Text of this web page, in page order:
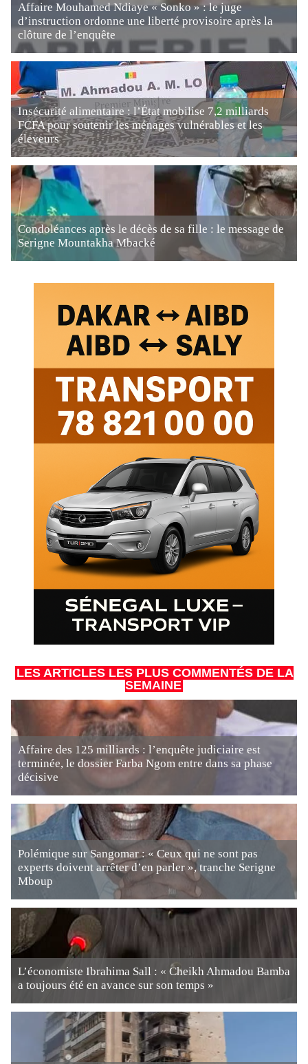
Affaire Mouhamed Ndiaye « Sonko » : le juge
d’instruction ordonne une liberté provisoire après la
clôture de l’enquête
Insécurité alimentaire : l’État mobilise 7,2 milliards
FCFA pour soutenir les ménages vulnérables et les
éleveurs
Condoléances après le décès de sa fille : le message de
Serigne Mountakha Mbacké
LES ARTICLES LES PLUS COMMENTÉS DE LA
SEMAINE
Affaire des 125 milliards : l’enquête judiciaire est
terminée, le dossier Farba Ngom entre dans sa phase
décisive
Polémique sur Sangomar : « Ceux qui ne sont pas
experts doivent arrêter d’en parler », tranche Serigne
Mboup
L’économiste Ibrahima Sall : « Cheikh Ahmadou Bamba
a toujours été en avance sur son temps »